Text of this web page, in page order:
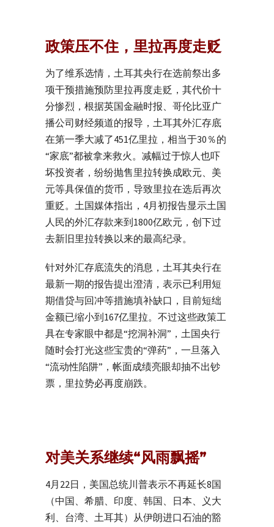
政策压不住，里拉再度走贬
为了维系选情，土耳其央行在选前祭出多
项干预措施预防里拉再度走贬，其代价十
分惨烈，根据英国金融时报、哥伦比亚广
播公司财经频道的报导，土耳其外汇存底
在第一季大减了451亿里拉，相当于30％的
“家底”都被拿来救火。减幅过于惊人也吓
坏投资者，纷纷抛售里拉转换成欧元、美
元等具保值的货币，导致里拉在选后再次
重贬。土国媒体指出，4月初报告显示土国
人民的外汇存款来到1800亿欧元，创下过
去新旧里拉转换以来的最高纪录。
针对外汇存底流失的消息，土耳其央行在
最新一期的报告提出澄清，表示已利用短
期借贷与回冲等措施填补缺口，目前短绌
金额已缩小到167亿里拉。不过这些政策工
具在专家眼中都是“挖洞补洞”，土国央行
随时会打光这些宝贵的“弹药”，一旦落入
“流动性陷阱”，帐面成绩亮眼却抽不出钞
票，里拉势必再度崩跌。
对美关系继续“风雨飘摇”
4月22日，美国总统川普表示不再延长8国
（中国、希腊、印度、韩国、日本、义大
利、台湾、土耳其）从伊朗进口石油的豁